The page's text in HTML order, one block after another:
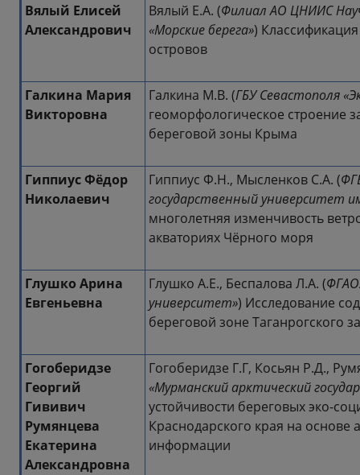
Вялый Елисей
Александрович
Вялый Е.А. (Филиал АО ЦНИИС
«Морские берега»)
островов
Галкина Мария
Викторовна
Галкина М.В. (ГБУ Севастополя
геоморфологическое строение
береговой зоны Крыма
Гиппиус Фёдор
Николаевич
Гиппиус Ф.Н., Мысленков С.А. (
государственный университет
многолетняя изменчивость
акваториях Чёрного моря
Глушко Арина
Евгеньевна
Глушко А.Е., Беспалова Л.А. (
университет») Исследование
береговой зоне Таганрогского
Гогоберидзе
Георгий
Гививич
Румянцева
Екатерина
Александровна
Гогоберидзе Г.Г, Косьян Р.Д.,
«Мурманский арктический
устойчивости береговых эко-
Краснодарского края на основе
информации